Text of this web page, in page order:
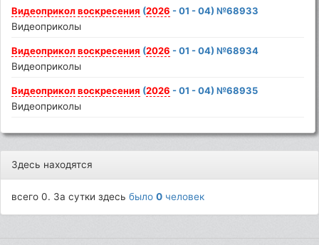
Видеоприкол воскресения (2026 - 01 - 04) №68933
Видеоприколы
Видеоприкол воскресения (2026 - 01 - 04) №68934
Видеоприколы
Видеоприкол воскресения (2026 - 01 - 04) №68935
Видеоприколы
Здесь находятся
всего 0. За сутки здесьбыло0 человек